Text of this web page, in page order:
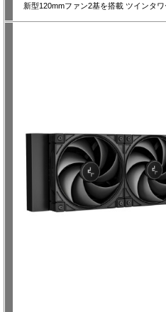
新型120mmファン2基を搭載 ツインタ